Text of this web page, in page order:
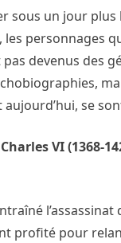
sous un jour
personnages
devenus des
se
VI (1368-
profité pour